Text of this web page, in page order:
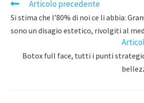
Articolo precedente
Si stima che l’80% di noi ce li abbia:
sono un disagio estetico, rivolgiti al
Botox full face, tutti i punti